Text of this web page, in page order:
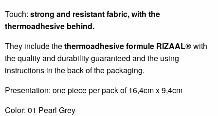
Touch: strong and resistant fabric, with the
thermoadhesive behind.
They include thethermoadhesive formule RIZAAL®with
the quality and durability guaranteed and the using
instructions in the back of the packaging.
Presentation: one piece per pack of 16,4cm x 9,4cm
Color: 01 Pearl Grey